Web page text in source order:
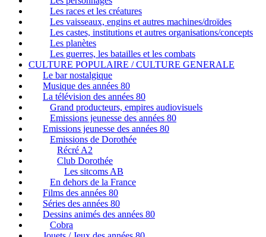
Les races et les créatures
Les vaisseaux, engins et autres machines/droïdes
Les castes, institutions et autres organisations/concepts
Les planètes
Les guerres, les batailles et les combats
CULTURE POPULAIRE / CULTURE GENERALE
Le bar nostalgique
Musique des années 80
La télévision des années 80
Grand producteurs, empires audiovisuels
Emissions jeunesse des années 80
Emissions jeunesse des années 80
Emissions de Dorothée
Récré A2
Club Dorothée
Les sitcoms AB
En dehors de la France
Films des années 80
Séries des années 80
Dessins animés des années 80
Cobra